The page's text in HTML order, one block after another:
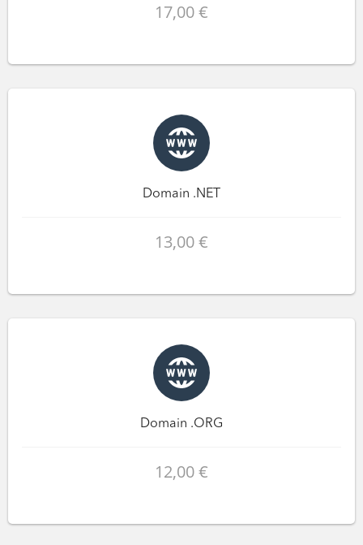
17,00 €
Domain .NET
13,00 €
Domain .ORG
12,00 €